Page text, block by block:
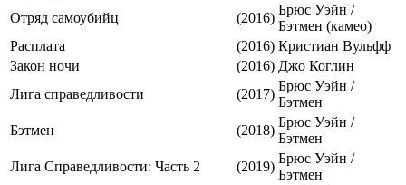
Отряд самоубийц
(2016)
Брюс Уэйн /
Бэтмен (камео)
Расплата
(2016) Кристиан Вульфф
Закон ночи
(2016) Джо Коглин
Лига справедливости
(2017)
Брюс Уэйн /
Бэтмен
Бэтмен
(2018)
Брюс Уэйн /
Бэтмен
Лига Справедливости: Часть 2
(2019)
Брюс Уэйн /
Бэтмен